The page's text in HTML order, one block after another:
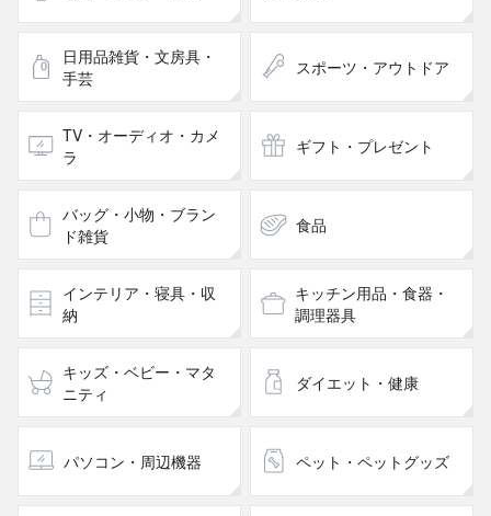
日用品雑貨・文房具・
手芸
スポーツ・アウトドア
TV・オーディオ・カメ
ラ
ギフト・プレゼント
バッグ・小物・ブラン
ド雑貨
食品
インテリア・寝具・収
納
キッチン用品・食器・
調理器具
キッズ・ベビー・マタ
ニティ
ダイエット・健康
パソコン・周辺機器 ペット・ペットグッズ